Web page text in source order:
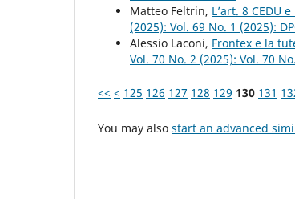
Matteo Feltrin, L’art. 8 CEDU
(2025): Vol. 69 No. 1 (2025):
Alessio Laconi, Frontex e la
Vol. 70 No. 2 (2025): Vol. 70
<< < 125 126 127 128 129 130 131
You may also start an advanced